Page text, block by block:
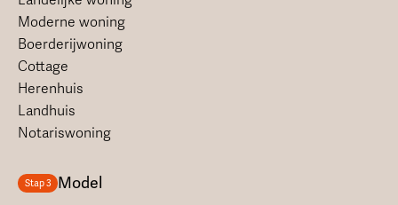
Moderne woning
Boerderijwoning
Cottage
Herenhuis
Landhuis
Notariswoning
Stap 3 Model